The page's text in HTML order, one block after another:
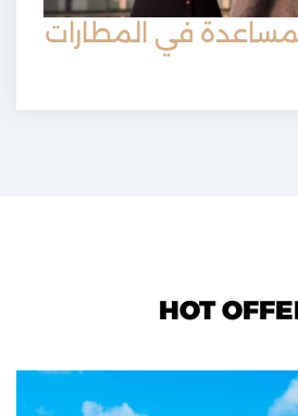
في المطارات
HOT